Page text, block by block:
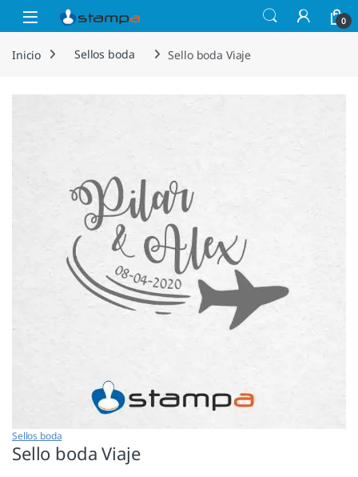
Saltar a la navegación
Saltar al contenido
Open 0
Inicio Sellos boda Sello boda Viaje
Sellos boda
Sello boda Viaje